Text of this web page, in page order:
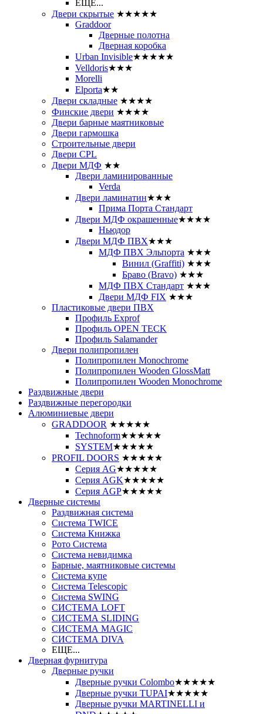
ЕЩЕ...
Двери скрытые ★★★★★
Graddoor
Дверные полотна
Дверная коробка
Urban Invisible★★★★★
Velldoris★★★
Morelli
Elporta★★
Двери складные ★★★★
Финские двери ★★★★
Двери барные маятниковые
Двери гармошка
Строительные двери
Двери CРL
Двери МДФ ★★
Двери ламинированные
Verda
Двери ламинатин★★★
Прима Порта Стандарт
Двери МДФ окрашенные★★★★
Ньюдор
Двери МДФ ПВХ★★★
МДФ ПВХ Эльпорта ★★★
Винил (Graffiti) ★★★
Браво (Bravo) ★★★
МДФ ПВХ Стандарт ★★★
Двери МДФ FIX ★★★
Пластиковые двери ПВХ
Профиль Exprof
Профиль OPEN TECK
Профиль Salamander
Двери полипропилен
Полипропилен Monochrome
Полипропилен Wooden GlossMatt
Полипропилен Wooden Monochrome
Раздвижные двери
Раздвижные перегородки
Алюминиевые двери
GRADDOOR ★★★★★
Technoform★★★★★
SYSTEM★★★★★
PROFIL DOORS ★★★★★
Серия AG★★★★★
Серия AGK★★★★★
Серия AGP★★★★★
Дверные системы
Раздвижная система
Система TWICE
Система Книжка
Рото Система
Система невидимка
Барные, маятниковые системы
Система купе
Система Telescopic
Система SWING
СИСТЕМА LOFT
СИСТЕМА SLIDING
СИСТЕМА MAGIC
СИСТЕМА DIVA
ЕЩЕ...
Дверная фурнитура
Дверные ручки
Дверные ручки Colombo★★★★★
Дверные ручки TUPAI★★★★★
Дверные ручки MARTINELLI и